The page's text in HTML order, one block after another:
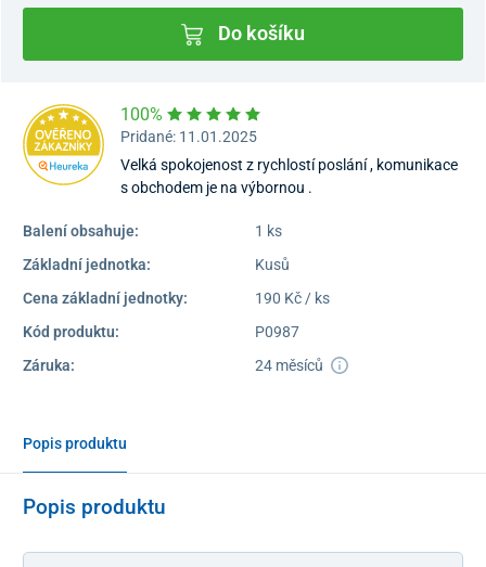
Do košíku
100%
Pridané: 11.01.2025
Velká spokojenost z rychlostí poslání , komunikace
s obchodem je na výbornou .
Balení obsahuje:
1 ks
Základní jednotka:
Kusů
Cena základní jednotky:
190 Kč / ks
Kód produktu:
P0987
Záruka:
24 měsíců
Popis produktu
Popis produktu